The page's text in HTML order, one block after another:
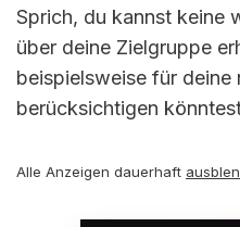
Sprich, du kannst keine
über deine Zielgruppe
beispielsweise für deine
berücksichtigen
Alle Anzeigen dauerhaft